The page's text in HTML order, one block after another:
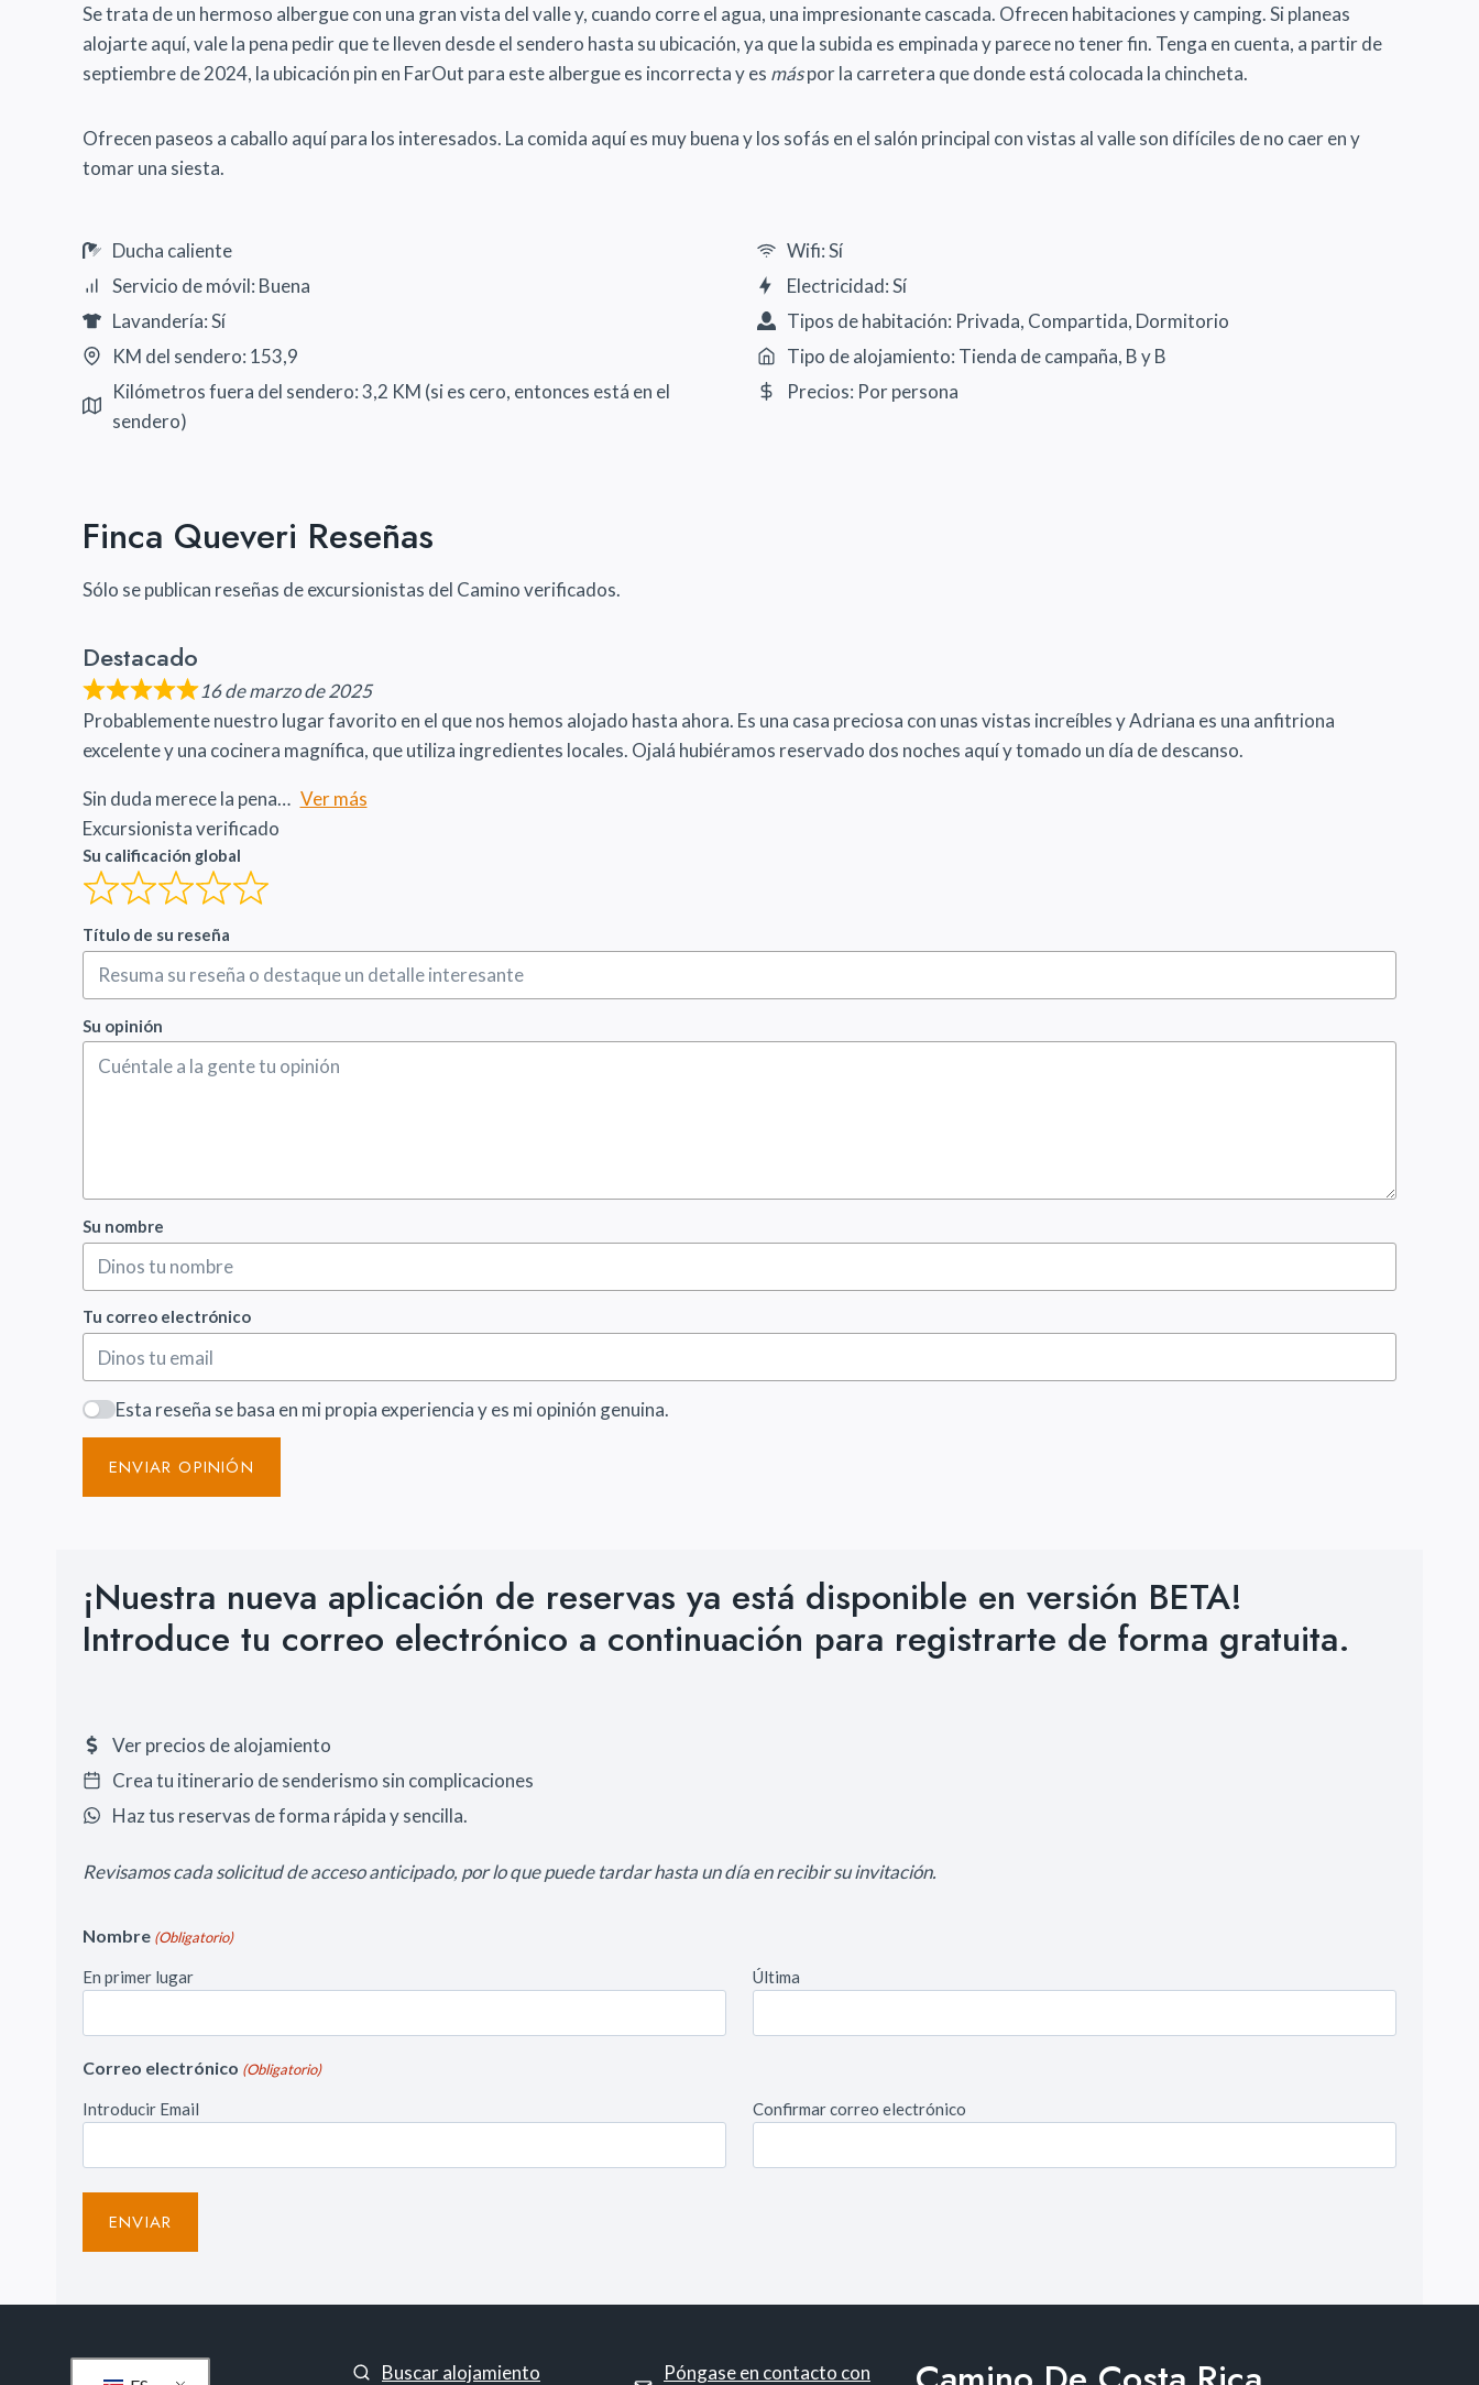
Se trata de un hermoso albergue con una gran vista del valle y, cuando corre el agua, una impresionante cascada. Ofrecen habitaciones y camping. Si planeas
alojarte aquí, vale la pena pedir que te lleven desde el sendero hasta su ubicación, ya que la subida es empinada y parece no tener fin. Tenga en cuenta, a partir de
septiembre de 2024, la ubicación pin en FarOut para este albergue es incorrecta y es máspor la carretera que donde está colocada la chincheta.
Ofrecen paseos a caballo aquí para los interesados. La comida aquí es muy buena y los sofás en el salón principal con vistas al valle son difíciles de no caer en y
tomar una siesta.
Ducha caliente
Servicio de móvil: Buena
Lavandería: Sí
KM del sendero: 153,9
Kilómetros fuera del sendero: 3,2 KM (si es cero, entonces está en el
sendero)
Wifi: Sí
Electricidad: Sí
Tipos de habitación: Privada, Compartida, Dormitorio
Tipo de alojamiento: Tienda de campaña, B y B
Precios: Por persona
Finca Queveri Reseñas
Sólo se publican reseñas de excursionistas del Camino verificados.
Destacado
16 de marzo de 2025
Probablemente nuestro lugar favorito en el que nos hemos alojado hasta ahora. Es una casa preciosa con unas vistas increíbles y Adriana es una anfitriona
excelente y una cocinera magnífica, que utiliza ingredientes locales. Ojalá hubiéramos reservado dos noches aquí y tomado un día de descanso.
Sin duda merece la pena
Ver más
Excursionista verificado
Su calificación global
Título de su reseña
Su opinión
Su nombre
Tu correo electrónico
Esta reseña se basa en mi propia experiencia y es mi opinión genuina.
ENVIAR OPINIÓN
¡Nuestra nueva aplicación de reservas ya está disponible en versión BETA!
Introduce tu correo electrónico a continuación para registrarte de forma gratuita.
Ver precios de alojamiento
Crea tu itinerario de senderismo sin complicaciones
Haz tus reservas de forma rápida y sencilla.
Revisamos cada solicitud de acceso anticipado, por lo que puede tardar hasta un día en recibir su invitación.
Nombre (Obligatorio)
En primer lugar Última
Correo electrónico (Obligatorio)
Introducir Email Confirmar correo electrónico
Buscar alojamiento Póngase en contacto con